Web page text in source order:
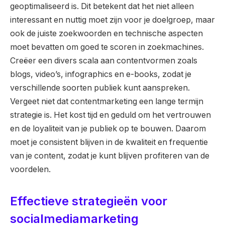
geoptimaliseerd is. Dit betekent dat het niet alleen
interessant en nuttig moet zijn voor je doelgroep, maar
ook de juiste zoekwoorden en technische aspecten
moet bevatten om goed te scoren in zoekmachines.
Creëer een divers scala aan contentvormen zoals
blogs, video’s, infographics en e-books, zodat je
verschillende soorten publiek kunt aanspreken.
Vergeet niet dat contentmarketing een lange termijn
strategie is. Het kost tijd en geduld om het vertrouwen
en de loyaliteit van je publiek op te bouwen. Daarom
moet je consistent blijven in de kwaliteit en frequentie
van je content, zodat je kunt blijven profiteren van de
voordelen.
Effectieve strategieën voor
socialmediamarketing